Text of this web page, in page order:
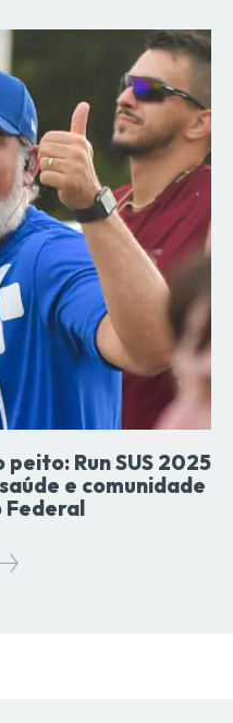
peito: Run SUS 2025
e comunidade